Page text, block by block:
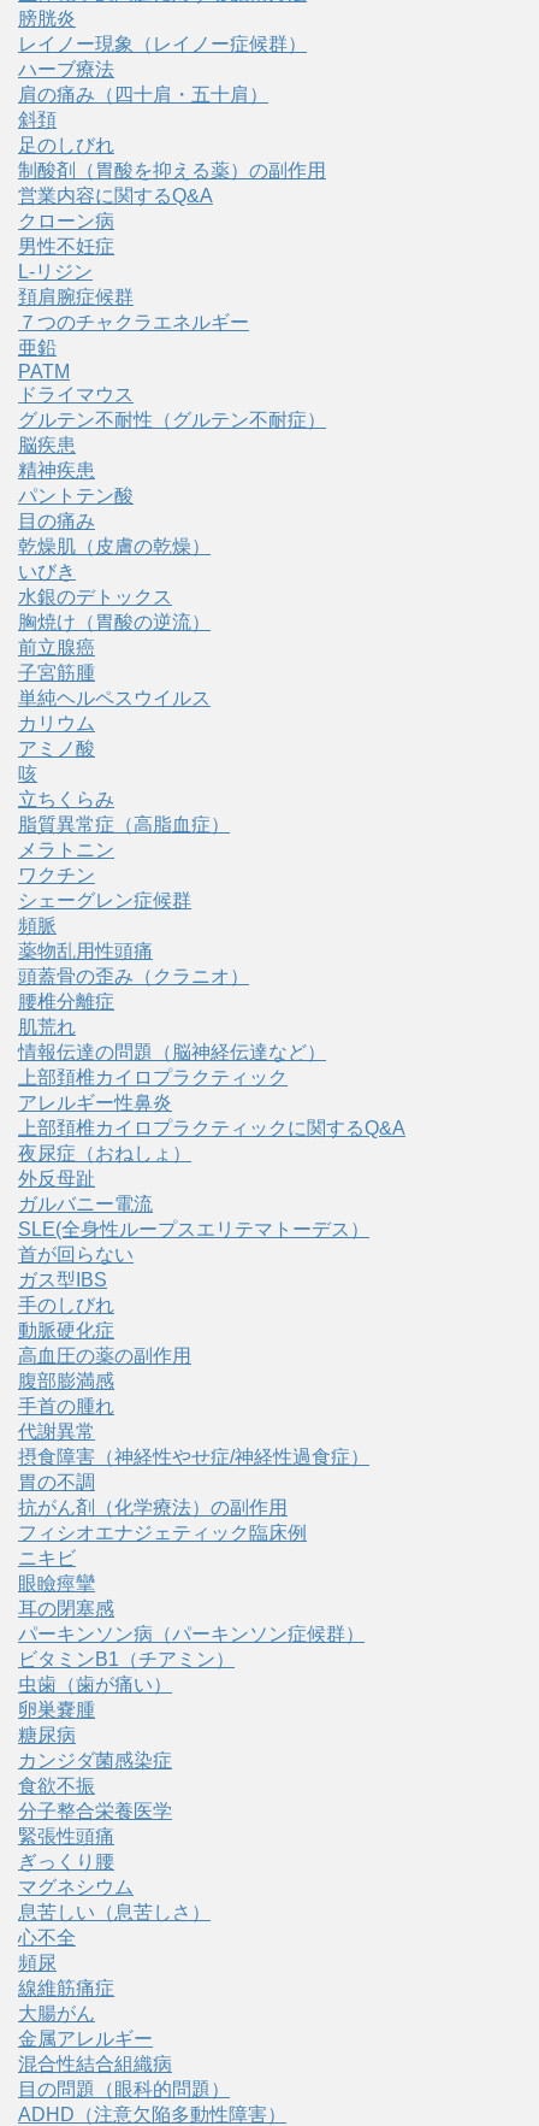
膀胱炎
レイノー現象（レイノー症候群）
ハーブ療法
肩の痛み（四十肩・五十肩）
斜頚
足のしびれ
制酸剤（胃酸を抑える薬）の副作用
営業内容に関するQ&A
クローン病
男性不妊症
L-リジン
頚肩腕症候群
７つのチャクラエネルギー
亜鉛
PATM
ドライマウス
グルテン不耐性（グルテン不耐症）
脳疾患
精神疾患
パントテン酸
目の痛み
乾燥肌（皮膚の乾燥）
いびき
水銀のデトックス
胸焼け（胃酸の逆流）
前立腺癌
子宮筋腫
単純ヘルペスウイルス
カリウム
アミノ酸
咳
立ちくらみ
脂質異常症（高脂血症）
メラトニン
ワクチン
シェーグレン症候群
頻脈
薬物乱用性頭痛
頭蓋骨の歪み（クラニオ）
腰椎分離症
肌荒れ
情報伝達の問題（脳神経伝達など）
上部頚椎カイロプラクティック
アレルギー性鼻炎
上部頚椎カイロプラクティックに関するQ&A
夜尿症（おねしょ）
外反母趾
ガルバニー電流
SLE(全身性ループスエリテマトーデス）
首が回らない
ガス型IBS
手のしびれ
動脈硬化症
高血圧の薬の副作用
腹部膨満感
手首の腫れ
代謝異常
摂食障害（神経性やせ症/神経性過食症）
胃の不調
抗がん剤（化学療法）の副作用
フィシオエナジェティック臨床例
ニキビ
眼瞼痙攣
耳の閉塞感
パーキンソン病（パーキンソン症候群）
ビタミンB1（チアミン）
虫歯（歯が痛い）
卵巣嚢腫
糖尿病
カンジダ菌感染症
食欲不振
分子整合栄養医学
緊張性頭痛
ぎっくり腰
マグネシウム
息苦しい（息苦しさ）
心不全
頻尿
線維筋痛症
大腸がん
金属アレルギー
混合性結合組織病
目の問題（眼科的問題）
ADHD（注意欠陥多動性障害）